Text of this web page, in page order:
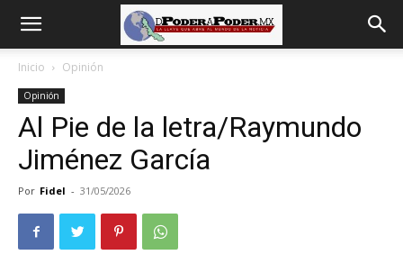
poder
Poder
Inicio Opinión
Opinión
Al Pie de la letra/Raymundo
Jiménez García
Por Fidel - 31/05/2026